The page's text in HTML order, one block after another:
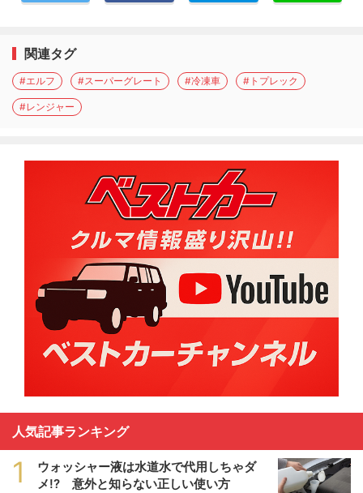
関連タグ
#エルフ #スーパーグレート #冷凍車 #トプレック
#レンジャー
人気記事ランキング
1
ウォッシャー液は水道水で代用しちゃダ
メ!? 意外と知らない正しい使い方